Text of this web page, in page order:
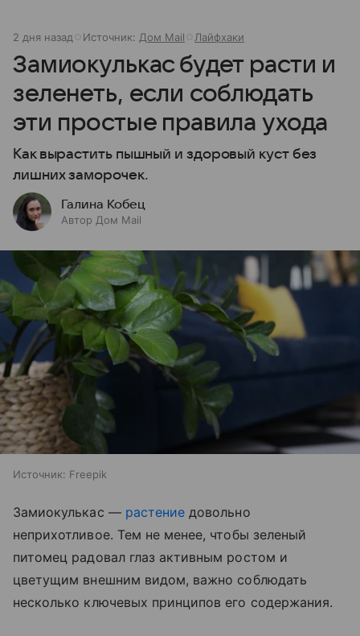
2 дня назад Источник: Дом Mail Лайфхаки
Замиокулькас будет расти и
зеленеть, если соблюдать
эти простые правила ухода
Как вырастить пышный и здоровый куст без
лишних заморочек.
Галина Кобец
Автор Дом Mail
Источник: Freepik
Замиокулькас — растение довольно
неприхотливое. Тем не менее, чтобы зеленый
питомец радовал глаз активным ростом и
цветущим внешним видом, важно соблюдать
несколько ключевых принципов его содержания.